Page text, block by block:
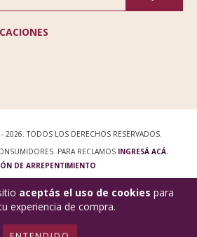
aceptás el uso de cookies para
experiencia de compra.
- 2026. TODOS LOS DERECHOS RESERVADOS.
PARA RECLAMOS INGRESÁ ACÁ.
DE ARREPENTIMIENTO